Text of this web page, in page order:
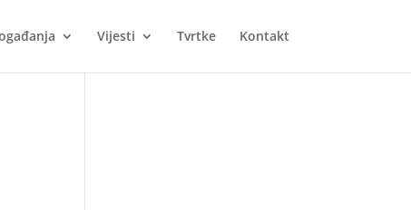
Vijesti Tvrtke Kontakt